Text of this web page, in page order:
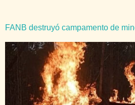
FANB destruyó campamento de